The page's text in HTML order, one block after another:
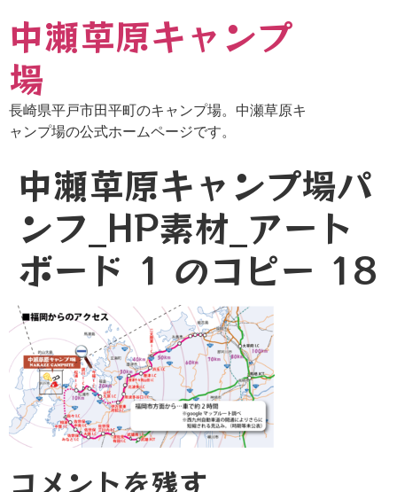
中瀬草原キャンプ
場
長崎県平戸市田平町のキャンプ場。中瀬草原キ
ャンプ場の公式ホームページです。
中瀬草原キャンプ場パ
ンフ_HP素材_アート
ボード 1 のコピー 18
コメントを残す